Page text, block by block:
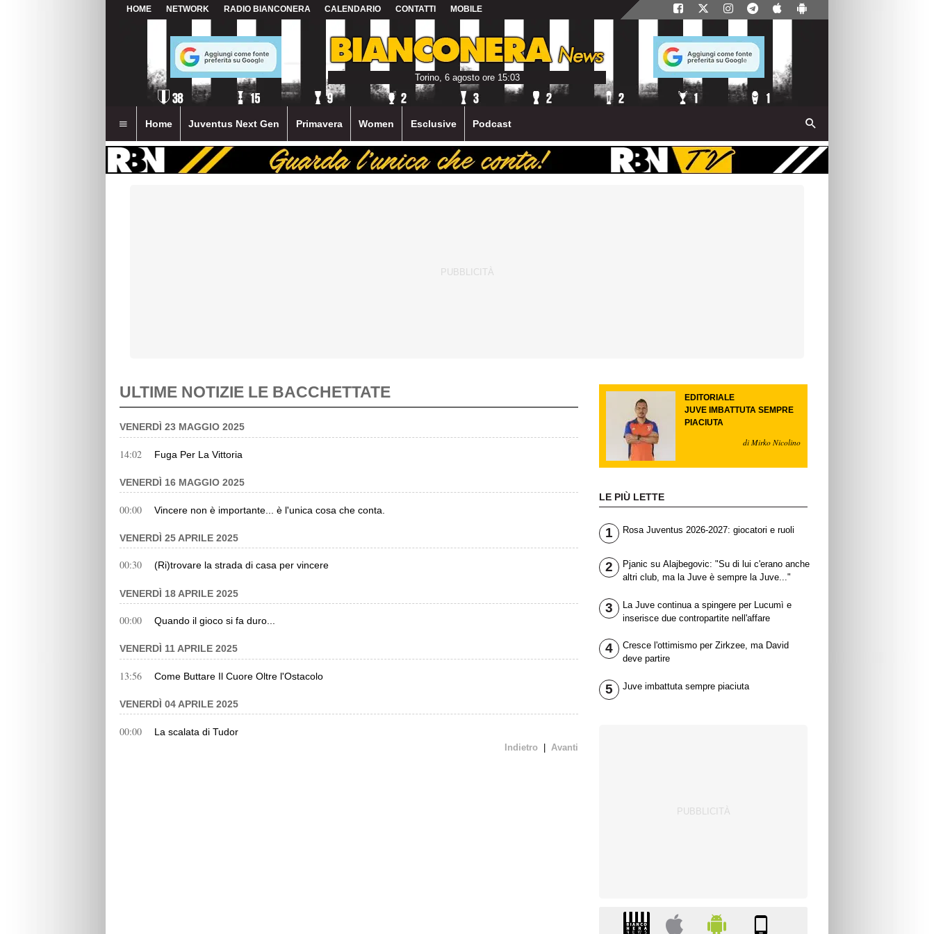
HOME NETWORK RADIO BIANCONERA CALENDARIO CONTATTI MOBILE
Torino, 6 agosto ore 15:03
Home Juventus Next Gen Primavera Women Esclusive Podcast
ULTIME NOTIZIE LE BACCHETTATE
VENERDÌ 23 MAGGIO 2025
14:02 Fuga Per La Vittoria
VENERDÌ 16 MAGGIO 2025
00:00 Vincere non è importante... è l'unica cosa che conta.
VENERDÌ 25 APRILE 2025
00:30 (Ri)trovare la strada di casa per vincere
VENERDÌ 18 APRILE 2025
00:00 Quando il gioco si fa duro...
VENERDÌ 11 APRILE 2025
13:56 Come Buttare Il Cuore Oltre l'Ostacolo
VENERDÌ 04 APRILE 2025
00:00 La scalata di Tudor
Indietro | Avanti
EDITORIALE
JUVE IMBATTUTA SEMPRE
PIACIUTA
di Mirko Nicolino
LE PIÙ LETTE
1 Rosa Juventus 2026-2027: giocatori e ruoli
2
Pjanic su Alajbegovic: "Su di lui c'erano anche
altri club, ma la Juve è sempre la Juve..."
3
La Juve continua a spingere per Lucumì e
inserisce due contropartite nell'affare
4
Cresce l'ottimismo per Zirkzee, ma David
deve partire
5 Juve imbattuta sempre piaciuta